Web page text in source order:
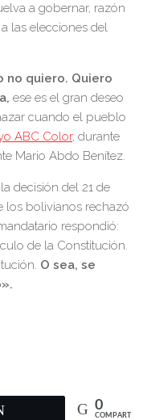
a gobernar, razón
las elecciones del
no quiero. Quiero
ese es el gran deseo
cuando el pueblo
ABC Color, durante
Mario Abdo Benítez.
decisión del 21 de
los bolivianos rechazó
respondió:
de la Constitución.
O sea, se
0
COMPARTIR